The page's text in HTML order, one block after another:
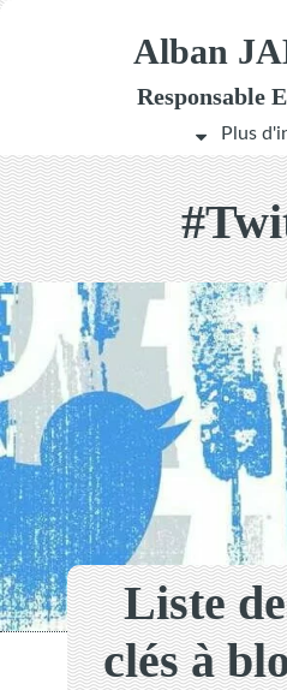
Alban
Responsable
Liste
clés à